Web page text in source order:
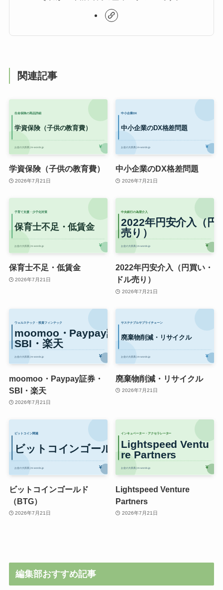
関連記事
学資保険（子供の教育費）
2026年7月21日
中小企業のDX格差問題
2026年7月21日
保育士不足・低賃金
2026年7月21日
2022年円安介入（円買い・
ドル売り）
2026年7月21日
moomoo・Paypay証券・
SBI・楽天
2026年7月21日
廃棄物削減・リサイクル
2026年7月21日
ビットコインゴールド
（BTG）
2026年7月21日
Lightspeed Venture
Partners
2026年7月21日
編集部おすすめ記事